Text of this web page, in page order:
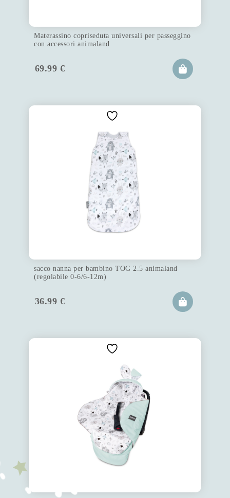
Materassino copriseduta universali per passeggino
con accessori animaland
69.99 €
sacco nanna per bambino TOG 2.5 animaland
(regolabile 0-6/6-12m)
36.99 €